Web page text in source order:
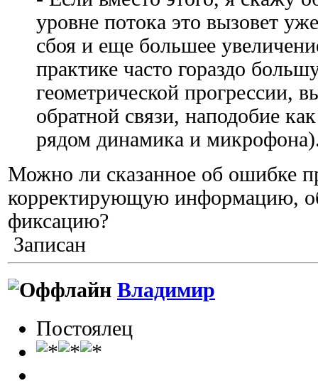
уровне потока это вызовет
сбоя и еще большее
практике часто гораздо
геометрической прогрессии,
обратной связи, наподобие
рядом динамика и
Можно ли сказанное об ошибке
корректирующую информацию,
фиксацию?
Записан
Владимир
Постоялец